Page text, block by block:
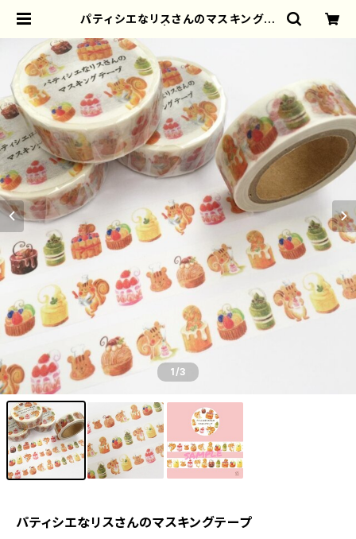
パティシエなリスさんのマスキングテ
1/3
パティシエなリスさんのマスキングテープ